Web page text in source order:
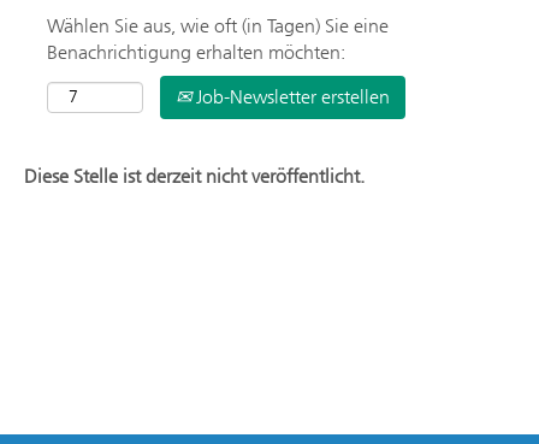
Wählen Sie aus, wie oft (in Tagen) Sie eine
Benachrichtigung erhalten möchten:
Job-Newsletter erstellen
Diese Stelle ist derzeit nicht veröffentlicht.